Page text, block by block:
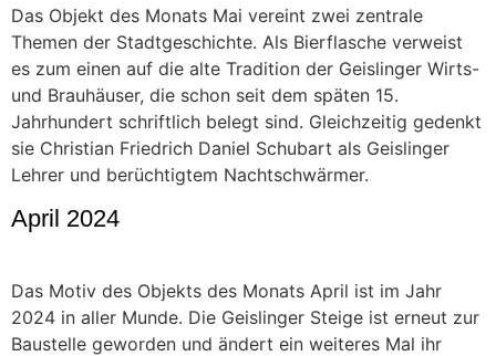
Das Objekt des Monats Mai vereint zwei zentrale
Themen der Stadtgeschichte. Als Bierflasche verweist
es zum einen auf die alte Tradition der Geislinger Wirts-
und Brauhäuser, die schon seit dem späten 15.
Jahrhundert schriftlich belegt sind. Gleichzeitig gedenkt
sie Christian Friedrich Daniel Schubart als Geislinger
Lehrer und berüchtigtem Nachtschwärmer.
April 2024
Das Motiv des Objekts des Monats April ist im Jahr
2024 in aller Munde. Die Geislinger Steige ist erneut zur
Baustelle geworden und ändert ein weiteres Mal ihr